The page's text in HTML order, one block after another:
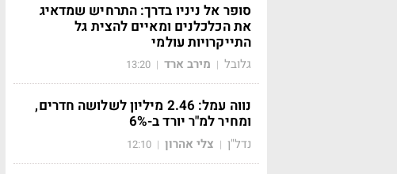
סופר אל ניניו בדרך: התרחיש שמדאיג
את הכלכלנים ומאיים להצית גל
התייקרויות עולמי
גלובל | מירב ארד |
13:20
נווה עמל: 2.46 מיליון לשלושה חדרים,
ומחיר למ"ר יורד ב-6%
נדל"ן | צלי אהרון |
12:10